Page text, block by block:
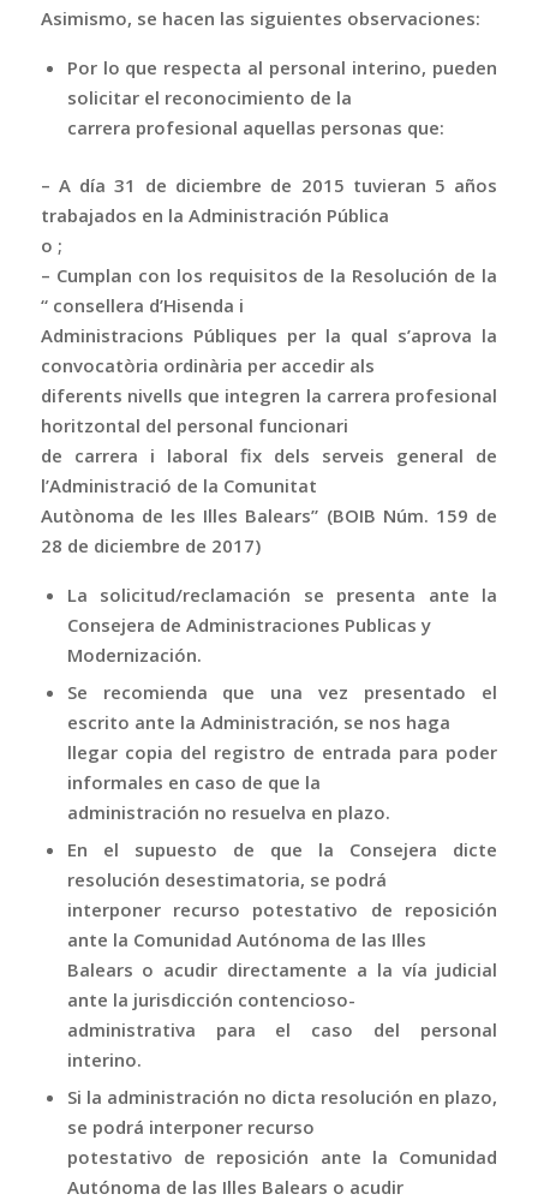
Asimismo, se hacen las siguientes observaciones:
Por lo que respecta al personal interino, pueden
solicitar el reconocimiento de la
carrera profesional aquellas personas que:
– A día 31 de diciembre de 2015 tuvieran 5 años
trabajados en la Administración Pública
o ;
– Cumplan con los requisitos de la Resolución de la
“ consellera d’Hisenda i
Administracions Públiques per la qual s’aprova la
convocatòria ordinària per accedir als
diferents nivells que integren la carrera profesional
horitzontal del personal funcionari
de carrera i laboral fix dels serveis general de
l’Administració de la Comunitat
Autònoma de les Illes Balears” (BOIB Núm. 159 de
28 de diciembre de 2017)
La solicitud/reclamación se presenta ante la
Consejera de Administraciones Publicas y
Modernización.
Se recomienda que una vez presentado el
escrito ante la Administración, se nos haga
llegar copia del registro de entrada para poder
informales en caso de que la
administración no resuelva en plazo.
En el supuesto de que la Consejera dicte
resolución desestimatoria, se podrá
interponer recurso potestativo de reposición
ante la Comunidad Autónoma de las Illes
Balears o acudir directamente a la vía judicial
ante la jurisdicción contencioso-
administrativa para el caso del personal
interino.
Si la administración no dicta resolución en plazo,
se podrá interponer recurso
potestativo de reposición ante la Comunidad
Autónoma de las Illes Balears o acudir